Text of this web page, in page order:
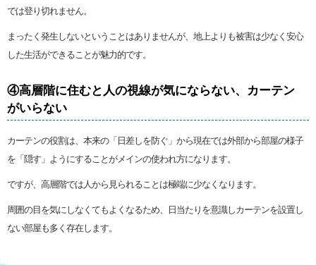
では登り切れません。
まったく発生しないということはありませんが、地上よりも被害は少なく安心
した生活ができることが魅力的です。
④高層階に住むと人の視線が気にならない、カーテン
がいらない
カーテンの役割は、本来の「日差しを防ぐ」から現在では外部から部屋の様子
を「隠す」ようにすることがメインの使われ方になります。
ですが、高層階では人から見られることは極端に少なくなります。
周囲の目を気にしなくてもよくなるため、日当たりを意識しカーテンを設置し
ない部屋も多く存在します。